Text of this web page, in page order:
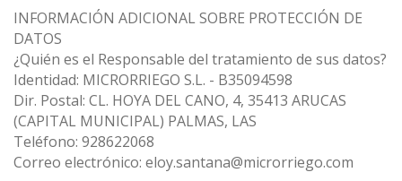
INFORMACIÓN ADICIONAL SOBRE PROTECCIÓN DE
DATOS
¿Quién es el Responsable del tratamiento de sus datos?
Identidad: MICRORRIEGO S.L. - B35094598
Dir. Postal: CL. HOYA DEL CANO, 4, 35413 ARUCAS
(CAPITAL MUNICIPAL) PALMAS, LAS
Teléfono: 928622068
Correo electrónico: eloy.santana@microrriego.com